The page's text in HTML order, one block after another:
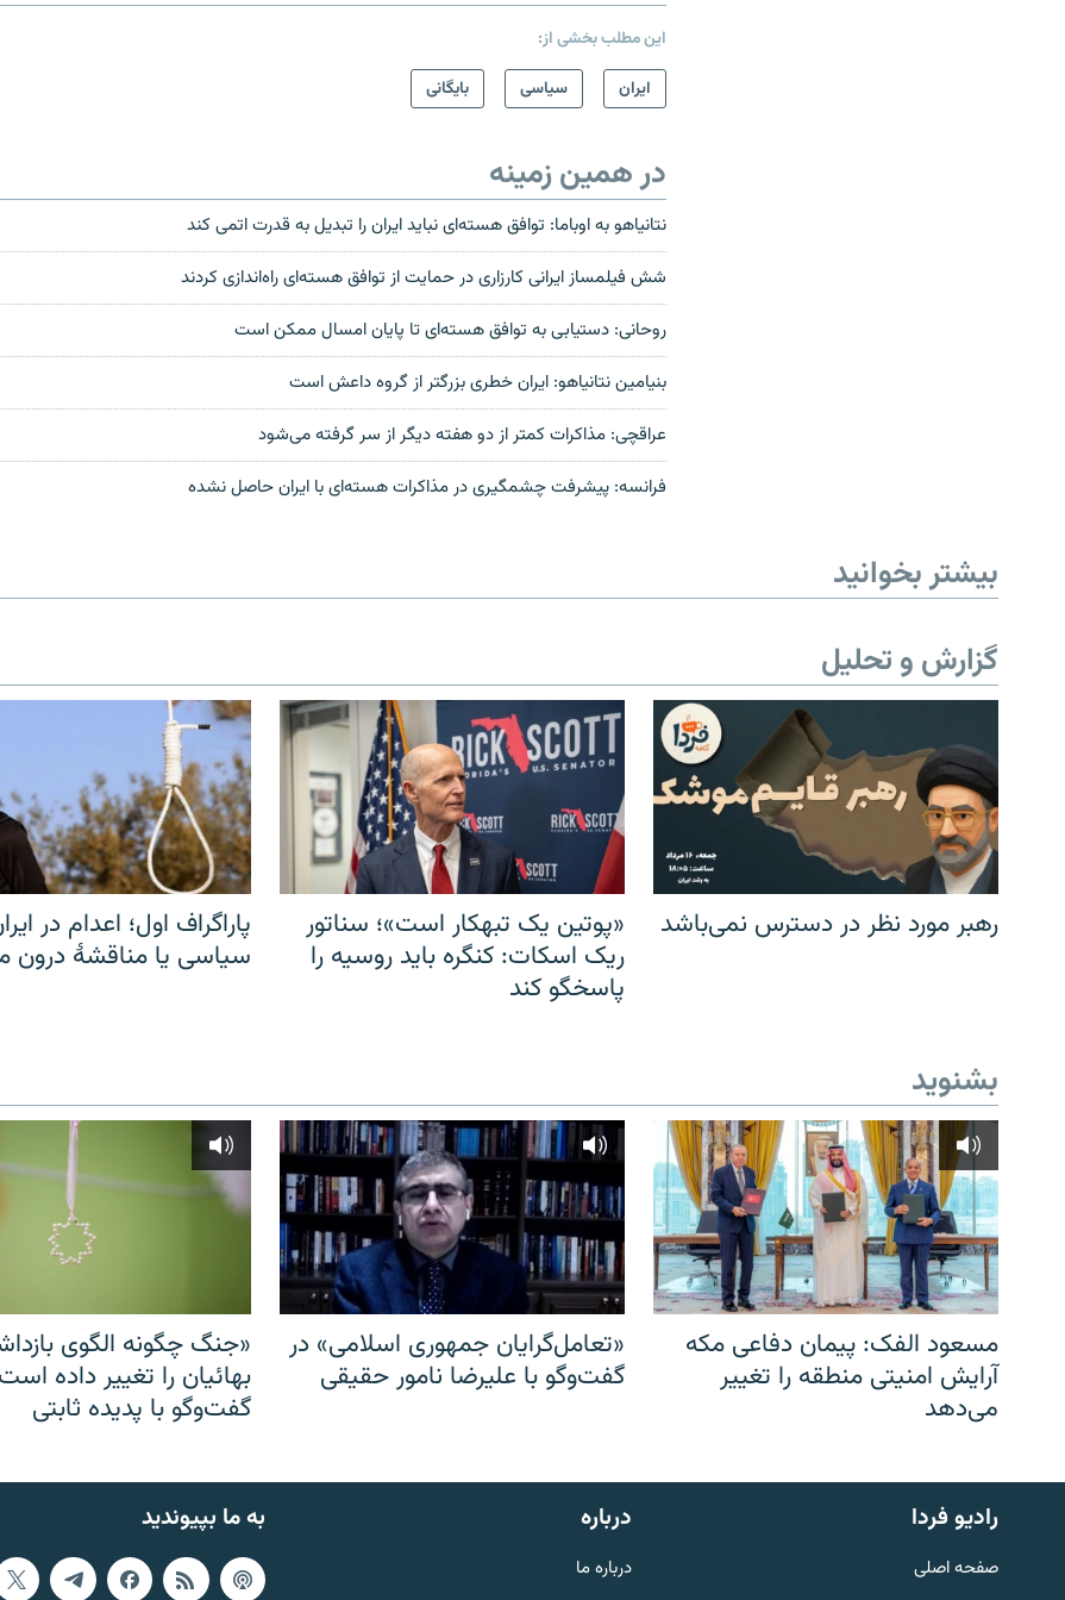
English
به ما بپیوندید
این مطلب بخشی از:
ايران
سیاسی بایگانی
در همین زمینه
نتانیاهو به اوباما: توافق هسته‌ای نباید ایران را تبدیل به قدرت اتمی کند
شش فیلمساز ایرانی کارزاری در حمایت از توافق هسته‌ای راه‌اندازی کردند
روحانی: دستیابی به توافق هسته‌ای تا پایان امسال ممکن است
بنیامین نتانیاهو: ایران خطری بزرگتر از گروه داعش است
عراقچی: مذاکرات کمتر از دو هفته دیگر از سر گرفته می‌شود
فرانسه: پیشرفت چشمگیری در مذاکرات هسته‌ای با ایران حاصل نشده
بیشتر بخوانید
گزارش و تحلیل
رهبر مورد نظر در دسترس نمی‌باشد
«پوتین یک تبهکار است»؛ سناتور
ریک اسکات: کنگره باید روسیه را
پاسخگو کند
پاراگراف اول؛ اعدام در
سیاسی یا مناقشهٔ درون
بشنوید
مسعود الفک: پیمان دفاعی مکه
آرایش امنیتی منطقه را تغییر
می‌دهد
«تعامل‌گرایان جمهوری اسلامی» در
گفت‌وگو با علیرضا نامور حقیقی
«جنگ چگونه الگوی
بهائیان را تغییر داده
گفت‌وگو با پدیده ثابتی
به ما بپیوندید رادیو فردا
صفحه اصلی
درباره
درباره ما